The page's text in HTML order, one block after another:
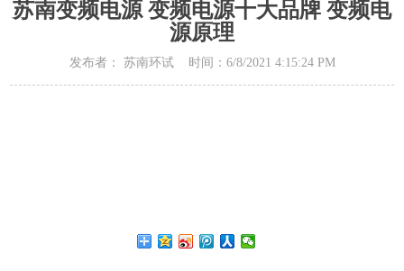
苏南变频电源 变频电源十大品牌 变频电
源原理
发布者： 苏南环试 时间：6/8/2021 4:15:24 PM